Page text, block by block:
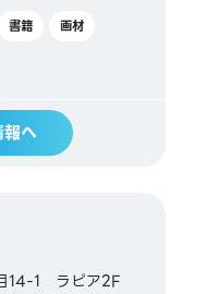
書籍
画材
へ
14-1 ラピア2F